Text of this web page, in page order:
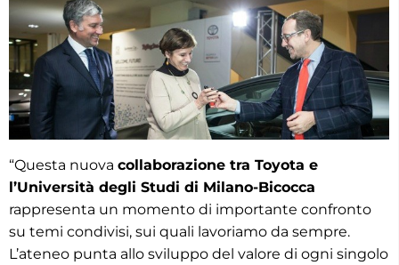
“Questa nuova collaborazione tra Toyota e
l’Università degli Studi di Milano-Bicocca
rappresenta un momento di importante confronto
su temi condivisi, sui quali lavoriamo da sempre.
L’ateneo punta allo sviluppo del valore di ogni singolo